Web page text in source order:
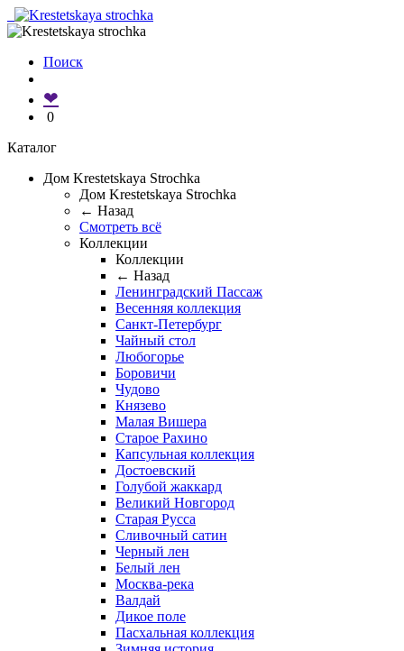
Поиск
❤
0
Каталог
Дом Krestetskaya Strochka
Дом Krestetskaya Strochka
← Назад
Смотреть всё
Коллекции
Коллекции
← Назад
Ленинградский Пассаж
Весенняя коллекция
Санкт-Петербург
Чайный стол
Любогорье
Боровичи
Чудово
Князево
Малая Вишера
Старое Рахино
Капсульная коллекция
Достоевский
Голубой жаккард
Великий Новгород
Старая Русса
Сливочный сатин
Черный лен
Белый лен
Москва-река
Валдай
Дикое поле
Пасхальная коллекция